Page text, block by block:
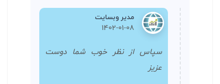
مدیر وبسایت
1402-01-08
سپاس از نظر خوب شما دوست
عزیز